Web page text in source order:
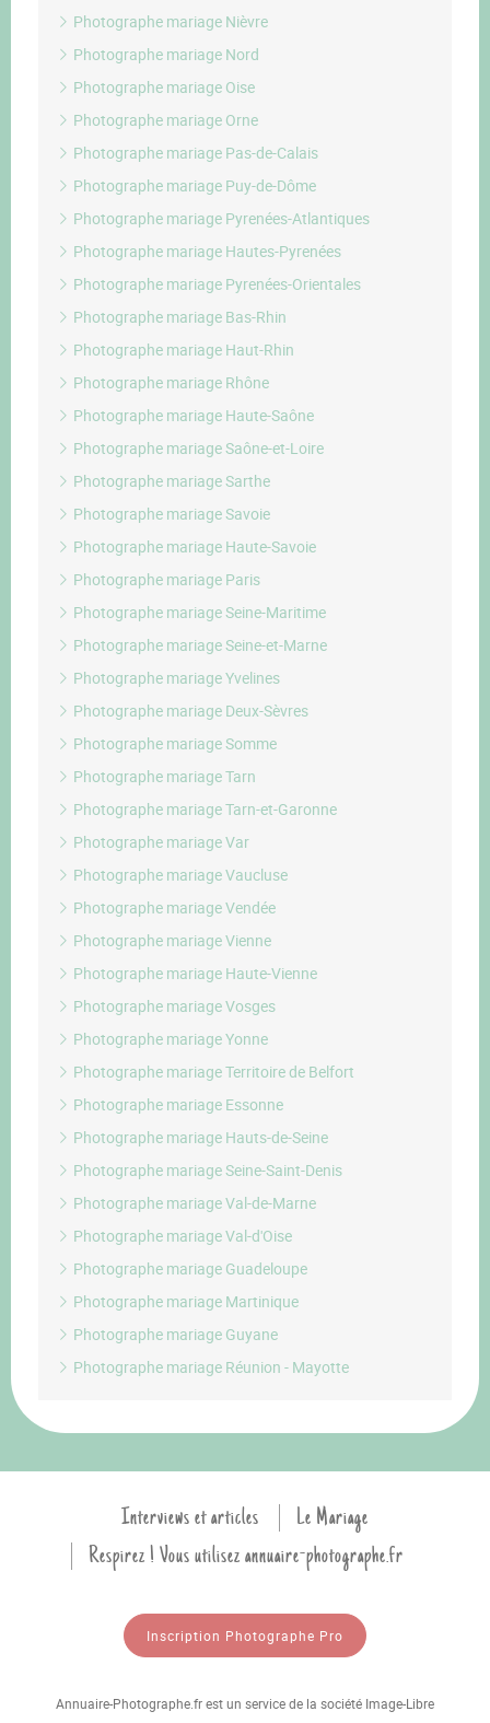
Photographe mariage Nièvre
Photographe mariage Nord
Photographe mariage Oise
Photographe mariage Orne
Photographe mariage Pas-de-Calais
Photographe mariage Puy-de-Dôme
Photographe mariage Pyrenées-Atlantiques
Photographe mariage Hautes-Pyrenées
Photographe mariage Pyrenées-Orientales
Photographe mariage Bas-Rhin
Photographe mariage Haut-Rhin
Photographe mariage Rhône
Photographe mariage Haute-Saône
Photographe mariage Saône-et-Loire
Photographe mariage Sarthe
Photographe mariage Savoie
Photographe mariage Haute-Savoie
Photographe mariage Paris
Photographe mariage Seine-Maritime
Photographe mariage Seine-et-Marne
Photographe mariage Yvelines
Photographe mariage Deux-Sèvres
Photographe mariage Somme
Photographe mariage Tarn
Photographe mariage Tarn-et-Garonne
Photographe mariage Var
Photographe mariage Vaucluse
Photographe mariage Vendée
Photographe mariage Vienne
Photographe mariage Haute-Vienne
Photographe mariage Vosges
Photographe mariage Yonne
Photographe mariage Territoire de Belfort
Photographe mariage Essonne
Photographe mariage Hauts-de-Seine
Photographe mariage Seine-Saint-Denis
Photographe mariage Val-de-Marne
Photographe mariage Val-d'Oise
Photographe mariage Guadeloupe
Photographe mariage Martinique
Photographe mariage Guyane
Photographe mariage Réunion - Mayotte
Interviews et articles
Le Mariage
Respirez ! Vous utilisez annuaire-photographe.fr
Inscription Photographe Pro
Annuaire-Photographe.fr est un service de la société Image-Libre